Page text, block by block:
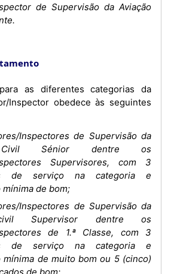
de Supervisão da Aviação
as diferentes categorias da
Inspector obedece às seguintes
Inspectores de Supervisão da
Civil Sénior dentre os
Supervisores, com 3
de serviço na categoria e
de bom;
Inspectores de Supervisão da
Supervisor dentre os
de 1.ª Classe, com 3
de serviço na categoria e
mínima de muito bom ou 5 (cinco)